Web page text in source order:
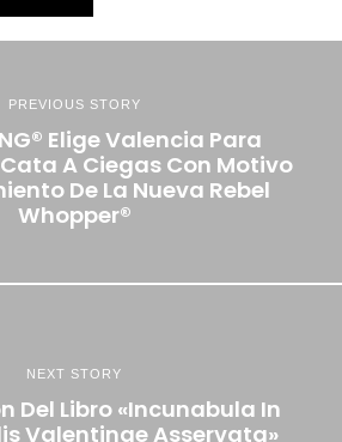
PREVIOUS STORY
Elige Valencia Para
A Ciegas Con Motivo
De La Nueva Rebel
Whopper®
NEXT STORY
Del Libro «Incunabula In
Valentinae Asservata»